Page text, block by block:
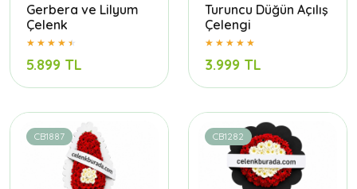
Gerbera ve Lilyum
Çelenk
5.899 TL
Turuncu Düğün Açılış
Çelengi
3.999 TL
CB1887 CB1282